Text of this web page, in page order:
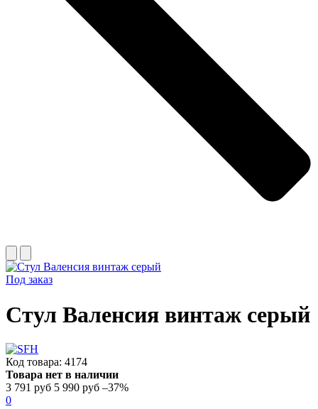
Под заказ
Стул Валенсия винтаж серый
Код товара: 4174
Товара нет в наличии
3 791 руб 5 990 руб –37%
0